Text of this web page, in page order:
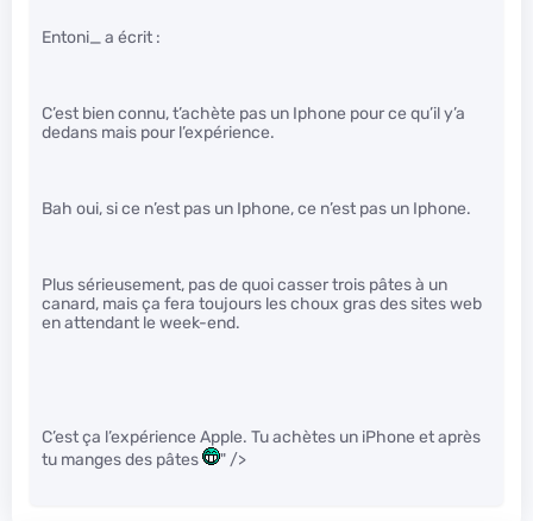
Entoni_ a écrit :
C’est bien connu, t’achète pas un Iphone pour ce qu’il y’a
dedans mais pour l’expérience.
Bah oui, si ce n’est pas un Iphone, ce n’est pas un Iphone.
Plus sérieusement, pas de quoi casser trois pâtes à un
canard, mais ça fera toujours les choux gras des sites web
en attendant le week-end.
C’est ça l’expérience Apple. Tu achètes un iPhone et après
tu manges des pâtes
" />